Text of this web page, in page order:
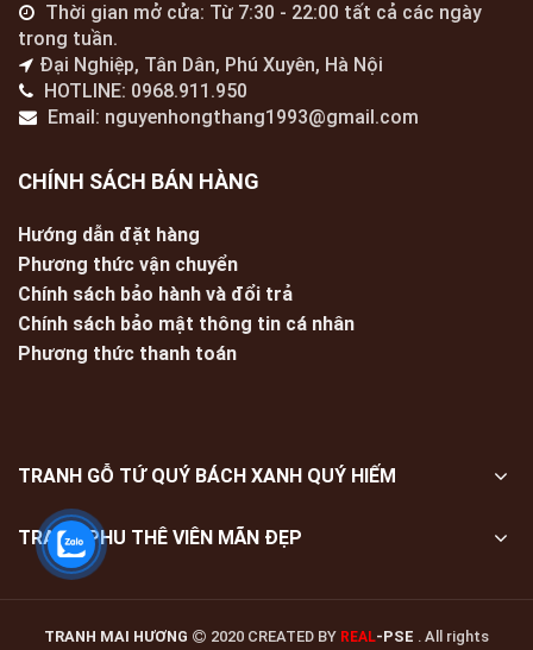
Thời gian mở cửa: Từ 7:30 - 22:00 tất cả các ngày
trong tuần.
Đại Nghiệp, Tân Dân, Phú Xuyên, Hà Nội
HOTLINE: 0968.911.950
Email: nguyenhongthang1993@gmail.com
CHÍNH SÁCH BÁN HÀNG
Hướng dẫn đặt hàng
Phương thức vận chuyển
Chính sách bảo hành và đổi trả
Chính sách bảo mật thông tin cá nhân
Phương thức thanh toán
TRANH GỖ TỨ QUÝ BÁCH XANH QUÝ HIẾM
TRANH PHU THÊ VIÊN MÃN ĐẸP
TRANH MAI HƯƠNG 2020 CREATED BY REAL-PSE . All rights